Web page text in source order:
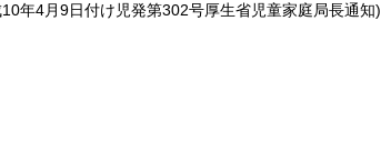
年4月9日付け児発第302号厚生省児童家庭局長通知)